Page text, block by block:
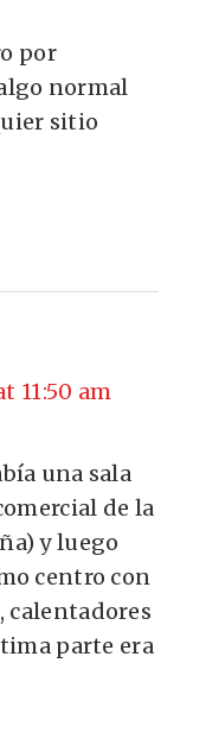
por
normal
sitio
11:50 am
una sala
de la
y luego
centro con
calentadores
parte era